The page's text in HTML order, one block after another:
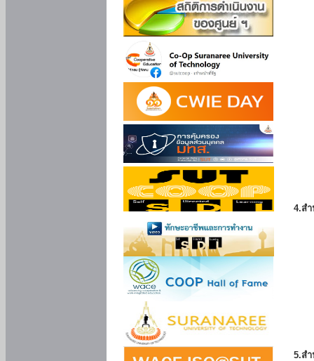
4.ส
5.ส